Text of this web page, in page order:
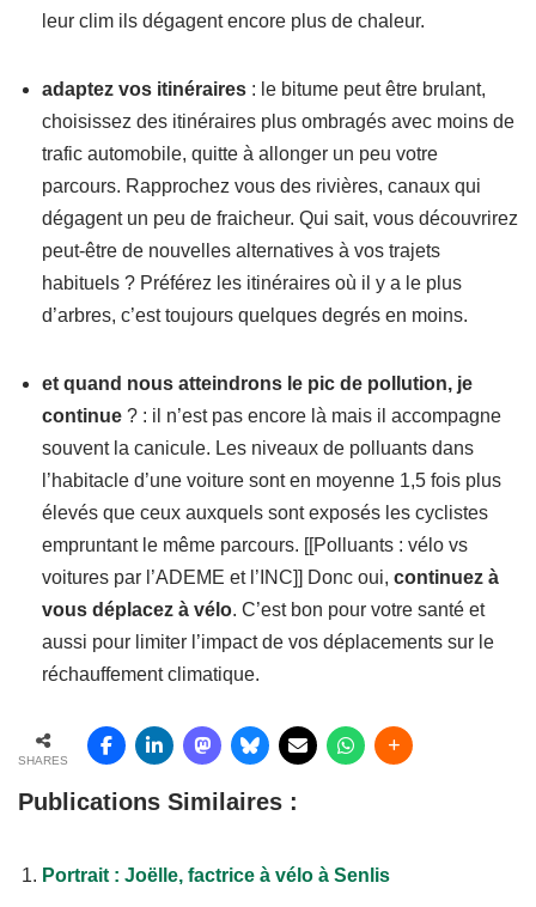
leur clim ils dégagent encore plus de chaleur.
adaptez vos itinéraires : le bitume peut être brulant,
choisissez des itinéraires plus ombragés avec moins de
trafic automobile, quitte à allonger un peu votre
parcours. Rapprochez vous des rivières, canaux qui
dégagent un peu de fraicheur. Qui sait, vous découvrirez
peut-être de nouvelles alternatives à vos trajets
habituels ? Préférez les itinéraires où il y a le plus
d’arbres, c’est toujours quelques degrés en moins.
et quand nous atteindrons le pic de pollution, je
continue ? : il n’est pas encore là mais il accompagne
souvent la canicule. Les niveaux de polluants dans
l’habitacle d’une voiture sont en moyenne 1,5 fois plus
élevés que ceux auxquels sont exposés les cyclistes
empruntant le même parcours. [[Polluants : vélo vs
voitures par l’ADEME et l’INC]] Donc oui, continuez à
vous déplacez à vélo. C’est bon pour votre santé et
aussi pour limiter l’impact de vos déplacements sur le
réchauffement climatique.
SHARES
Publications Similaires :
Portrait : Joëlle, factrice à vélo à Senlis